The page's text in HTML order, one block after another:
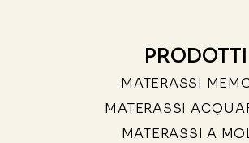
PRODOTTI
MATERASSI
MATERASSI
MATERASSI A